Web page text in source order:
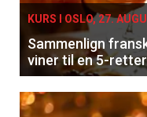
KURS I OSLO, 27.
Sammenlign
viner til en 5-